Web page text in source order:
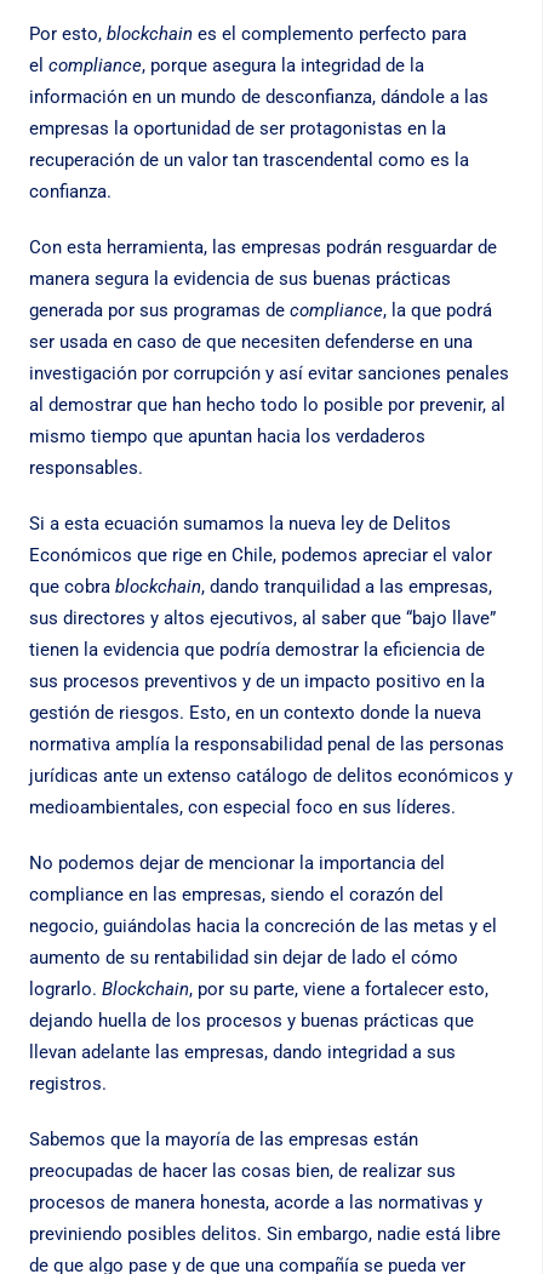
Por esto, blockchain es el complemento perfecto para
el compliance, porque asegura la integridad de la
información en un mundo de desconfianza, dándole a las
empresas la oportunidad de ser protagonistas en la
recuperación de un valor tan trascendental como es la
confianza.
Con esta herramienta, las empresas podrán resguardar de
manera segura la evidencia de sus buenas prácticas
generada por sus programas de compliance, la que podrá
ser usada en caso de que necesiten defenderse en una
investigación por corrupción y así evitar sanciones penales
al demostrar que han hecho todo lo posible por prevenir, al
mismo tiempo que apuntan hacia los verdaderos
responsables.
Si a esta ecuación sumamos la nueva ley de Delitos
Económicos que rige en Chile, podemos apreciar el valor
que cobra blockchain, dando tranquilidad a las empresas,
sus directores y altos ejecutivos, al saber que “bajo llave”
tienen la evidencia que podría demostrar la eficiencia de
sus procesos preventivos y de un impacto positivo en la
gestión de riesgos. Esto, en un contexto donde la nueva
normativa amplía la responsabilidad penal de las personas
jurídicas ante un extenso catálogo de delitos económicos y
medioambientales, con especial foco en sus líderes.
No podemos dejar de mencionar la importancia del
compliance en las empresas, siendo el corazón del
negocio, guiándolas hacia la concreción de las metas y el
aumento de su rentabilidad sin dejar de lado el cómo
lograrlo. Blockchain, por su parte, viene a fortalecer esto,
dejando huella de los procesos y buenas prácticas que
llevan adelante las empresas, dando integridad a sus
registros.
Sabemos que la mayoría de las empresas están
preocupadas de hacer las cosas bien, de realizar sus
procesos de manera honesta, acorde a las normativas y
previniendo posibles delitos. Sin embargo, nadie está libre
de que algo pase y de que una compañía se pueda ver